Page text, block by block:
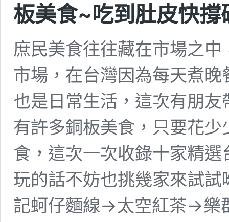
板美食~吃到肚皮快撐
庶民美食往往藏在市場之
市場，在台灣因為每天煮
也是日常生活，這次有朋
有許多銅板美食，只要花
食，這次一次收錄十家精
玩的話不妨也挑幾家來試
記蚵仔麵線→太空紅茶→樂